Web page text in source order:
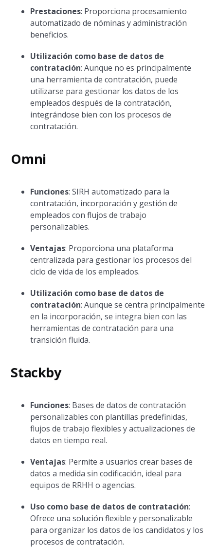
Prestaciones: Proporciona procesamiento
automatizado de nóminas y administración
beneficios.
Utilización como base de datos de
contratación: Aunque no es principalmente
una herramienta de contratación, puede
utilizarse para gestionar los datos de los
empleados después de la contratación,
integrándose bien con los procesos de
contratación.
Omni
Funciones: SIRH automatizado para la
contratación, incorporación y gestión de
empleados con flujos de trabajo
personalizables.
Ventajas: Proporciona una plataforma
centralizada para gestionar los procesos del
ciclo de vida de los empleados.
Utilización como base de datos de
contratación: Aunque se centra principalmente
en la incorporación, se integra bien con las
herramientas de contratación para una
transición fluida.
Stackby
Funciones: Bases de datos de contratación
personalizables con plantillas predefinidas,
flujos de trabajo flexibles y actualizaciones de
datos en tiempo real.
Ventajas: Permite a usuarios crear bases de
datos a medida sin codificación, ideal para
equipos de RRHH o agencias.
Uso como base de datos de contratación:
Ofrece una solución flexible y personalizable
para organizar los datos de los candidatos y los
procesos de contratación.